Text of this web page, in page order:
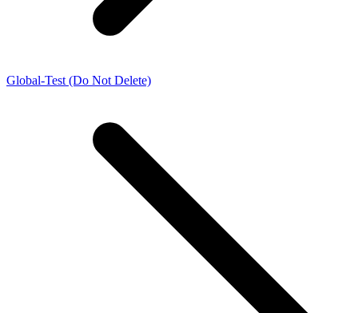
Global-Test (Do Not Delete)